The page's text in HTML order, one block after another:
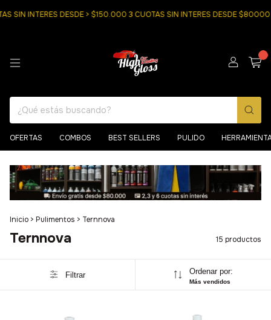
SIN INTERES DESDE > $150.000 3 CUOTAS SIN INTERES DESDE $80000
OFERTAS COMBOS BEST SELLERS PULIDO
Inicio > Pulimentos > Ternnova
Ternnova 15 productos
Filtrar Ordenar por:
Más vendidos